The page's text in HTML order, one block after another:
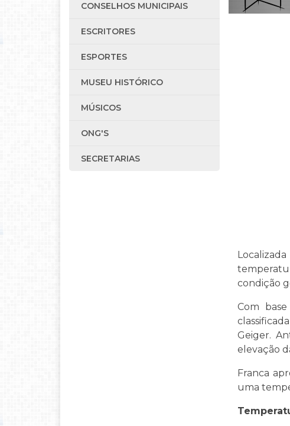
CONSELHOS MUNICIPAIS
ESCRITORES
ESPORTES
MUSEU HISTÓRICO
MÚSICOS
ONG'S
SECRETARIAS
condição
Com
Geiger.
elevação
Franca
uma